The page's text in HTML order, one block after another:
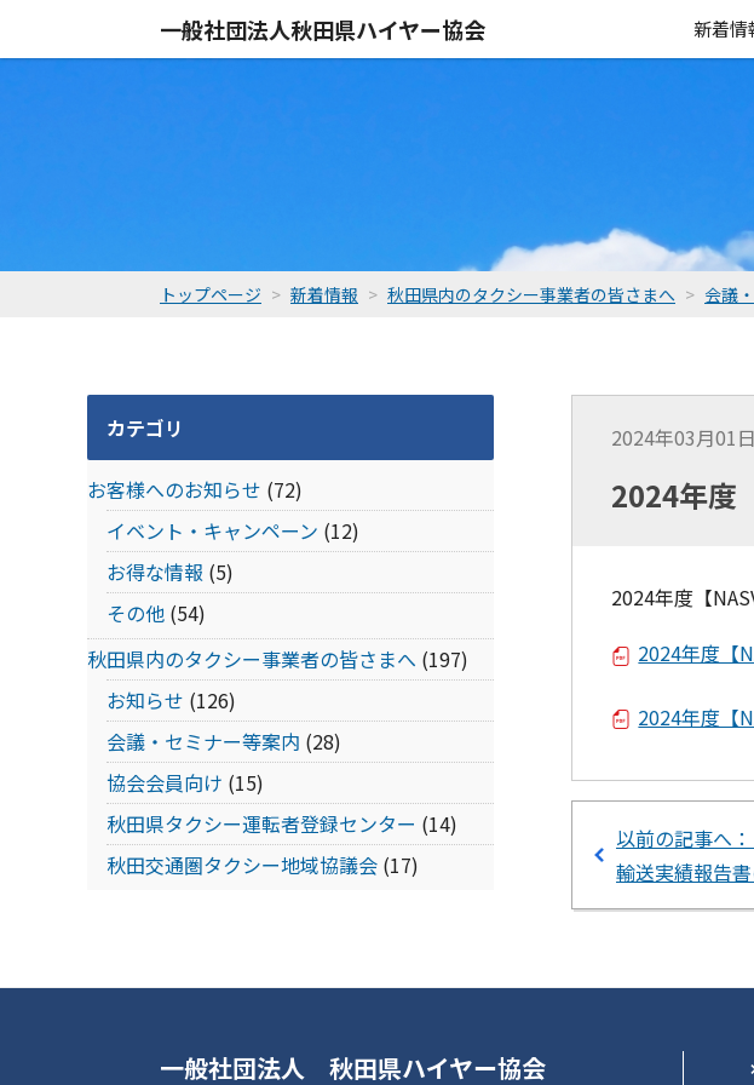
一般社団法人秋田県ハイヤー協会 新着情
トップページ 新着情報 秋田県内のタクシー事業者の皆さまへ 会議
2024年03月01日
2024年度
2024年度【
2024年度【
2024年度【
以前の記事へ
輸送実績報告
カテゴリ
お客様へのお知らせ (72)
イベント・キャンペーン (12)
お得な情報 (5)
その他 (54)
秋田県内のタクシー事業者の皆さまへ (197)
お知らせ (126)
会議・セミナー等案内 (28)
協会会員向け (15)
秋田県タクシー運転者登録センター (14)
秋田交通圏タクシー地域協議会 (17)
一般社団法人 秋田県ハイヤー協会